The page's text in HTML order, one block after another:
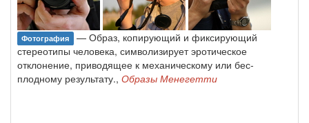
Фотография — Образ, копирующий и фиксирующий
стереотипы человека, символи­зирует эротическое
отклонение, приводящее к механическому или бес­
плодному результату., Образы Менегетти